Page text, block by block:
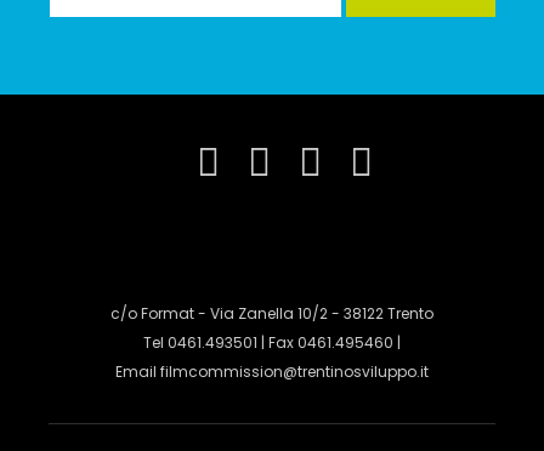
c/o Format - Via Zanella 10/2 - 38122 Trento
Tel 0461.493501 | Fax 0461.495460 |
Email filmcommission@trentinosviluppo.it